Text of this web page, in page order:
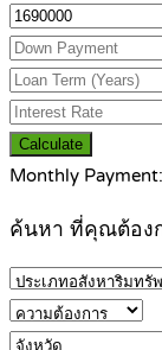
Calculate
Monthly Payment:
ค้นหา ที่คุณต้อง